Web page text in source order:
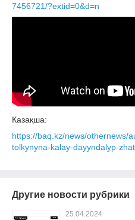
7456721/?extid=0&d=n
Казақша:
https://baq.kz/news/othernews/
tolkynyna-kalay-dayyndalyp-
Другие новости рубрики
25.04.2024